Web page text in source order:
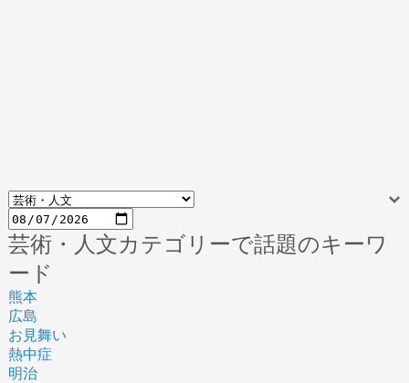
芸術・人文カテゴリーで話題のキーワ
ード
熊本
広島
お見舞い
熱中症
明治